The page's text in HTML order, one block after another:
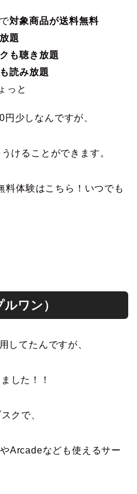
対象商品が送料無料
題
も聴き放題
読み放題
っと
少しなんですが、
けることができます。
料体験はこちら！いつでも
ワン）
してたんですが、
した！！
クで、
Arcadeなども使えるサー